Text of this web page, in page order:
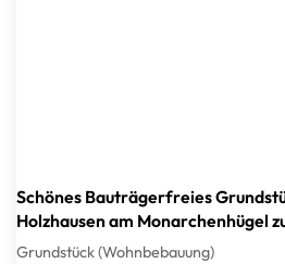
Schönes Bauträgerfreies
Holzhausen am Monarchenhügel
Grundstück (Wohnbebauung)